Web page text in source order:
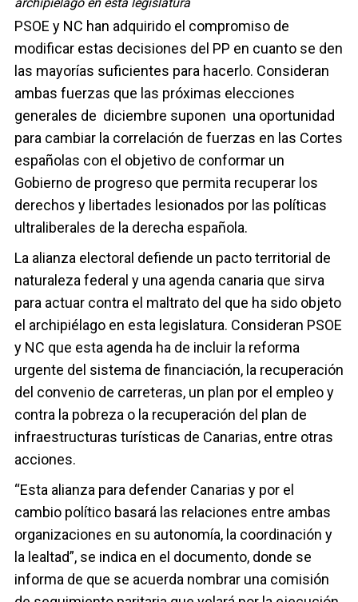
PSOE y NC han adquirido el compromiso de
modificar estas decisiones del PP en cuanto se den
las mayorías suficientes para hacerlo. Consideran
ambas fuerzas que las próximas elecciones
generales de diciembre suponen una oportunidad
para cambiar la correlación de fuerzas en las Cortes
españolas con el objetivo de conformar un
Gobierno de progreso que permita recuperar los
derechos y libertades lesionados por las políticas
ultraliberales de la derecha española.
La alianza electoral defiende un pacto territorial de
naturaleza federal y una agenda canaria que sirva
para actuar contra el maltrato del que ha sido objeto
el archipiélago en esta legislatura. Consideran PSOE
y NC que esta agenda ha de incluir la reforma
urgente del sistema de financiación, la recuperación
del convenio de carreteras, un plan por el empleo y
contra la pobreza o la recuperación del plan de
infraestructuras turísticas de Canarias, entre otras
acciones.
“Esta alianza para defender Canarias y por el
cambio político basará las relaciones entre ambas
organizaciones en su autonomía, la coordinación y
la lealtad”, se indica en el documento, donde se
informa de que se acuerda nombrar una comisión